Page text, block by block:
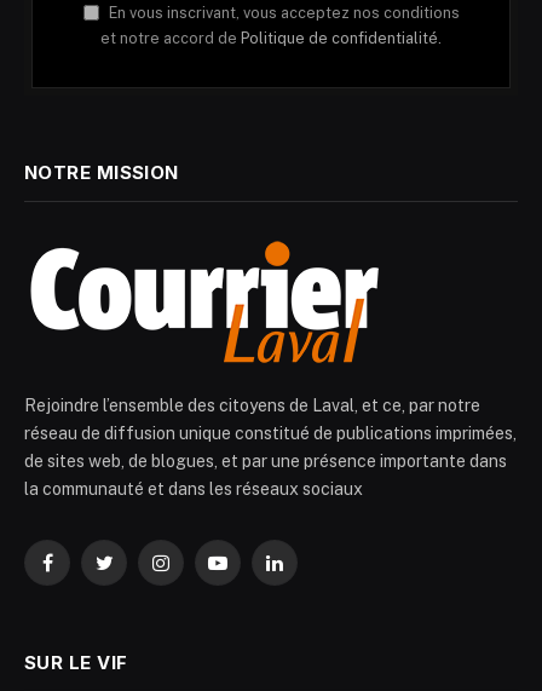
En vous inscrivant, vous acceptez nos conditions
et notre accord de Politique de confidentialité.
NOTRE MISSION
Rejoindre l’ensemble des citoyens de Laval, et ce, par notre
réseau de diffusion unique constitué de publications imprimées,
de sites web, de blogues, et par une présence importante dans
la communauté et dans les réseaux sociaux
FacebookTwitterInstagramYouTubeLinkedIn
SUR LE VIF